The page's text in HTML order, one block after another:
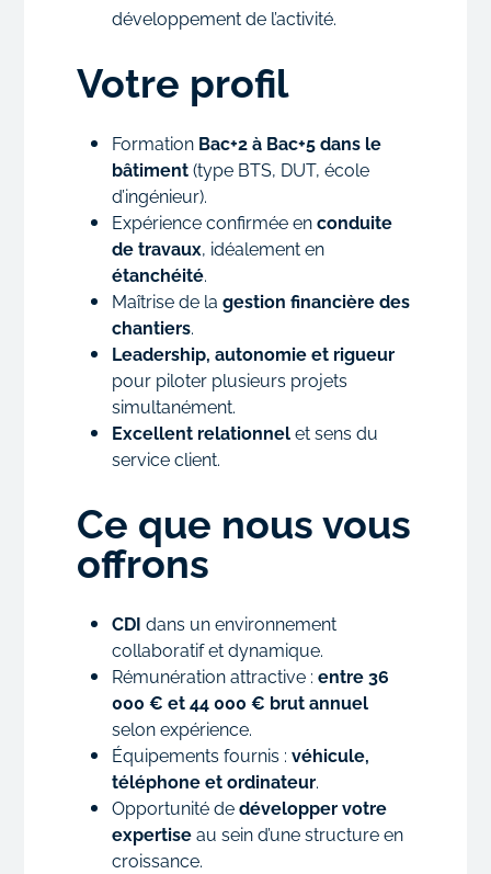
développement de l’activité.
Votre profil
Formation Bac+2 à Bac+5 dans le
bâtiment(type BTS, DUT, école
d’ingénieur).
Expérience confirmée enconduite
de travaux, idéalement en
étanchéité.
Maîtrise de lagestion financière des
chantiers.
Leadership, autonomie et rigueur
pour piloter plusieurs projets
simultanément.
Excellent relationnelet sens du
service client.
Ce que nous vous
offrons
CDI dans un environnement
collaboratif et dynamique.
Rémunération attractive :entre 36
000 € et 44 000 € brut annuel
selon expérience.
Équipements fournis :véhicule,
téléphone et ordinateur.
Opportunité dedévelopper votre
expertiseau sein d’une structure en
croissance.